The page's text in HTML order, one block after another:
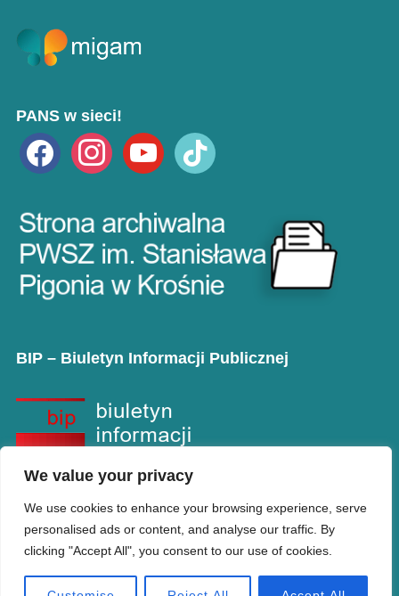
We value your privacy
We use cookies to enhance your browsing experience, serve
personalised ads or content, and analyse our traffic. By
clicking "Accept All", you consent to our use of cookies.
PANS w sieci!
facebook instagramyoutube tiktok
BIP – Biuletyn Informacji Publicznej
Copyright © PANS w Krośnie